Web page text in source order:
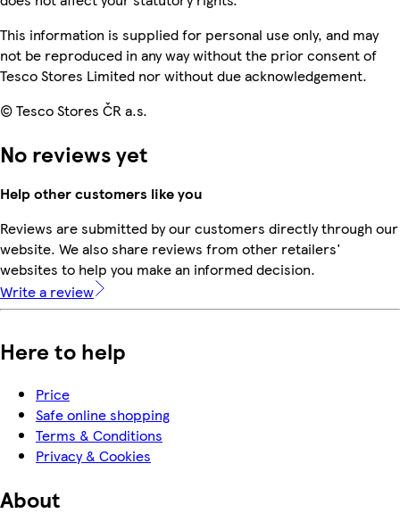
This information is supplied for personal use only, and may
not be reproduced in any way without the prior consent of
Tesco Stores Limited nor without due acknowledgement.
© Tesco Stores ČR a.s.
No reviews yet
Help other customers like you
Reviews are submitted by our customers directly through our
website. We also share reviews from other retailers'
websites to help you make an informed decision.
Write a review
Here to help
Price
Safe online shopping
Terms & Conditions
Privacy & Cookies
About